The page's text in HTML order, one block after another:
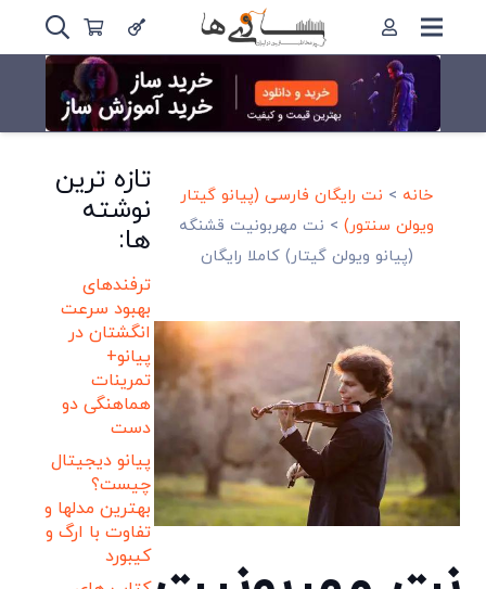
خانه > نت رایگان فارسی (پیانو گیتار
ویولن سنتور)> نت مهربونیت قشنگه
(پیانو ویولن گیتار) کاملا رایگان
تازه ترین
نوشته
ها:
ترفندهای
بهبود سرعت
انگشتان در
پیانو+
تمرینات
هماهنگی دو
دست
پیانو دیجیتال
چیست؟
بهترین مدلها و
تفاوت با ارگ و
کیبورد